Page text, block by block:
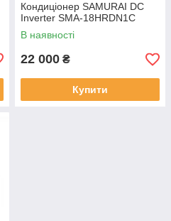
Кондиціонер SAMURAI DC
Inverter SMA-18HRDN1C
В наявності
22 000 ₴
Купити